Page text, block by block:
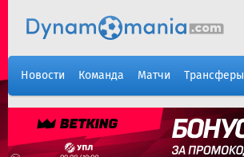
Новости Команда Матчи Трансферы